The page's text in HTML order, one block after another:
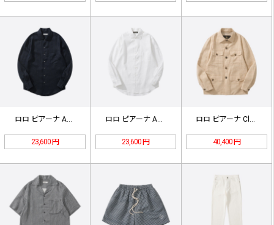
ロロ ピアーナ André シャツ …
23,600 円
ロロ ピアーナ André シャツ …
23,600 円 40,400 円